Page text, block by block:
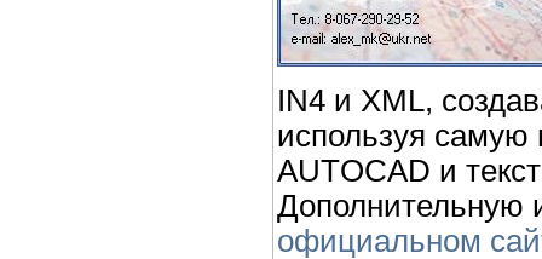
IN4 и XML,
используя
AUTOCAD и
официальном